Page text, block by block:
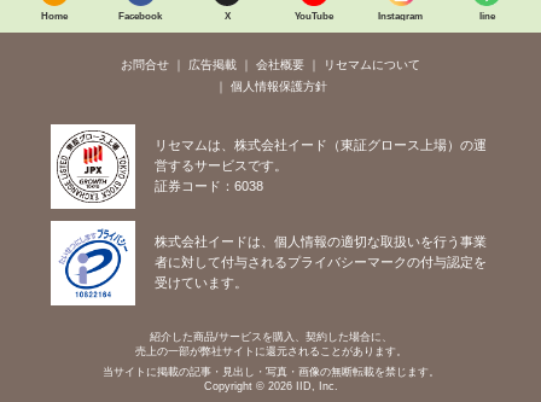
Home Facebook X YouTube Instagram line
お問合せ 広告掲載 会社概要
リセマムについて
個人情報保護方針
リセマムは、株式会社イード（東証グロース上場）の運
営するサービスです。
証券コード：6038
株式会社イードは、個人情報の適切な取扱いを行う事業
者に対して付与されるプライバシーマークの付与認定を
受けています。
紹介した商品/サービスを購入、契約した場合に、
売上の一部が弊社サイトに還元されることがあります。
当サイトに掲載の記事・見出し・写真・画像の無断転載を禁じます。
Copyright © 2026 IID, Inc.